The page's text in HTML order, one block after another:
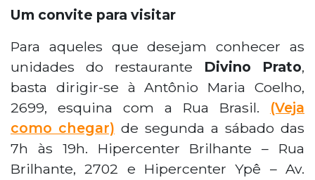
Um convite para visitar
Para aqueles que desejam conhecer as
unidades do restaurante Divino Prato,
basta dirigir-se à Antônio Maria Coelho,
2699, esquina com a Rua Brasil. (Veja
como chegar) de segunda a sábado das
7h às 19h. Hipercenter Brilhante – Rua
Brilhante, 2702 e Hipercenter Ypê – Av.